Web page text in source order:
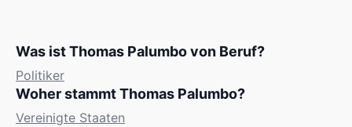
Was ist Thomas Palumbo von Beruf?
Politiker
Woher stammt Thomas Palumbo?
Vereinigte Staaten